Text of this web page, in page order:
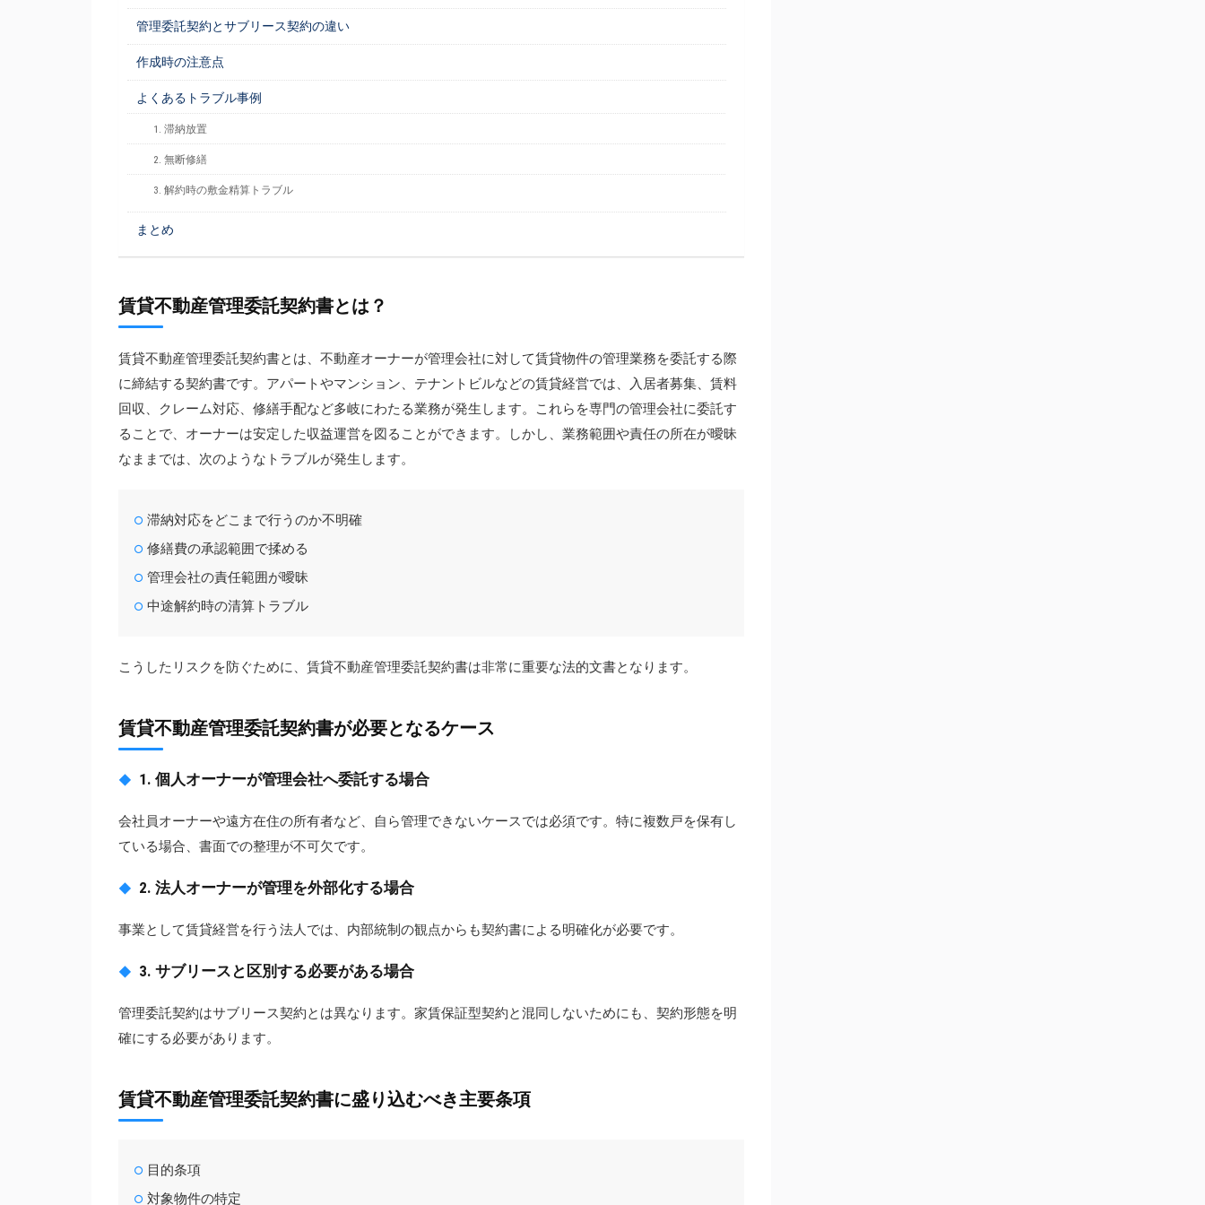
管理委託契約とサブリース契約の違い
作成時の注意点
よくあるトラブル事例
1. 滞納放置
2. 無断修繕
3. 解約時の敷金精算トラブル
まとめ
賃貸不動産管理委託契約書とは？
賃貸不動産管理委託契約書とは、不動産オーナーが管理会社に対して賃貸物件の管理業務を委託する際
に締結する契約書です。アパートやマンション、テナントビルなどの賃貸経営では、入居者募集、賃料
回収、クレーム対応、修繕手配など多岐にわたる業務が発生します。これらを専門の管理会社に委託す
ることで、オーナーは安定した収益運営を図ることができます。しかし、業務範囲や責任の所在が曖昧
なままでは、次のようなトラブルが発生します。
滞納対応をどこまで行うのか不明確
修繕費の承認範囲で揉める
管理会社の責任範囲が曖昧
中途解約時の清算トラブル
こうしたリスクを防ぐために、賃貸不動産管理委託契約書は非常に重要な法的文書となります。
賃貸不動産管理委託契約書が必要となるケース
1. 個人オーナーが管理会社へ委託する場合
会社員オーナーや遠方在住の所有者など、自ら管理できないケースでは必須です。特に複数戸を保有し
ている場合、書面での整理が不可欠です。
2. 法人オーナーが管理を外部化する場合
事業として賃貸経営を行う法人では、内部統制の観点からも契約書による明確化が必要です。
3. サブリースと区別する必要がある場合
管理委託契約はサブリース契約とは異なります。家賃保証型契約と混同しないためにも、契約形態を明
確にする必要があります。
賃貸不動産管理委託契約書に盛り込むべき主要条項
目的条項
対象物件の特定